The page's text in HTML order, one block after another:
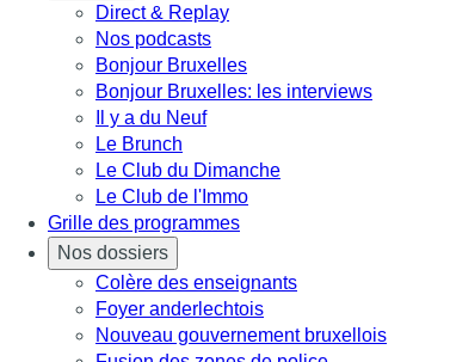
Direct & Replay
Nos podcasts
Bonjour Bruxelles
Bonjour Bruxelles: les interviews
Il y a du Neuf
Le Brunch
Le Club du Dimanche
Le Club de l'Immo
Grille des programmes
Nos dossiers
Colère des enseignants
Foyer anderlechtois
Nouveau gouvernement bruxellois